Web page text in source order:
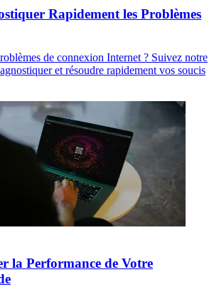
Rapidement les Problèmes
de connexion Internet ? Suivez notre
et résoudre rapidement vos soucis
la Performance de Votre